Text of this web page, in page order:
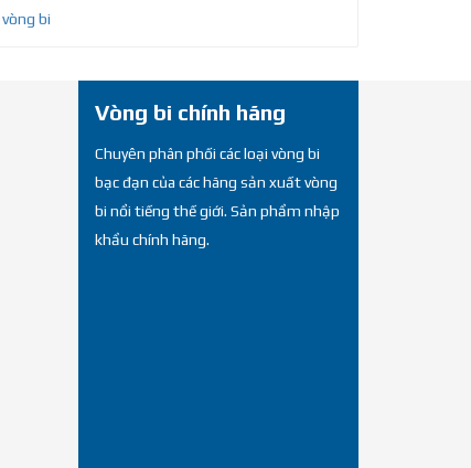
bi
Vòng bi chính hãng
Chuyên phân phối các loại vòng bi
bạc đạn của các hãng sản xuất vòng
bi nổi tiếng thế giới. Sản phẩm nhập
khẩu chính hãng.